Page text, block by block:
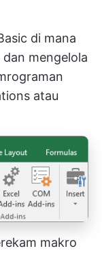
di mana
mengelola
atau
makro